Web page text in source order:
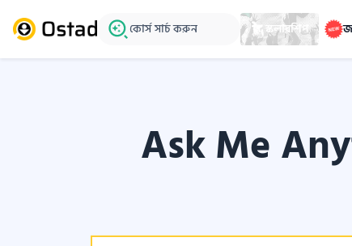
কোর্স সার্চ করুন স্কলারশিপ
Ask Me